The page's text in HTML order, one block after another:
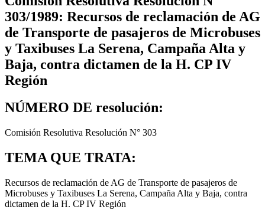
303/1989: Recursos de reclamación de AG
de Transporte de pasajeros de Microbuses
y Taxibuses La Serena, Campaña Alta y
Baja, contra dictamen de la H. CP IV
Región
NÚMERO DE resolución:
Comisión Resolutiva Resolución N° 303
TEMA QUE TRATA:
Recursos de reclamación de AG de Transporte de pasajeros de
Microbuses y Taxibuses La Serena, Campaña Alta y Baja, contra
dictamen de la H. CP IV Región